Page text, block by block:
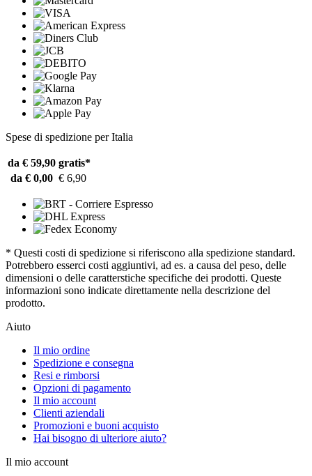
Spese di spedizione per Italia
da € 59,90 gratis*
da € 0,00 € 6,90
* Questi costi di spedizione si riferiscono alla spedizione standard.
Potrebbero esserci costi aggiuntivi, ad es. a causa del peso, delle
dimensioni o delle caratterstiche specifiche dei prodotti. Queste
informazioni sono indicate direttamente nella descrizione del
prodotto.
Aiuto
Il mio ordine
Spedizione e consegna
Resi e rimborsi
Opzioni di pagamento
Il mio account
Clienti aziendali
Promozioni e buoni acquisto
Hai bisogno di ulteriore aiuto?
Il mio account